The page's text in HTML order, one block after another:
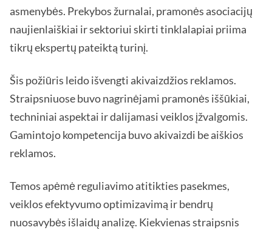
asmenybės. Prekybos žurnalai, pramonės asociacijų
naujienlaiškiai ir sektoriui skirti tinklalapiai priima
tikrų ekspertų pateiktą turinį.
Šis požiūris leido išvengti akivaizdžios reklamos.
Straipsniuose buvo nagrinėjami pramonės iššūkiai,
techniniai aspektai ir dalijamasi veiklos įžvalgomis.
Gamintojo kompetencija buvo akivaizdi be aiškios
reklamos.
Temos apėmė reguliavimo atitikties pasekmes,
veiklos efektyvumo optimizavimą ir bendrų
nuosavybės išlaidų analizę. Kiekvienas straipsnis